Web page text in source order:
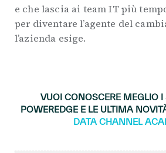
e che lascia ai team IT più
per diventare l’agente del
l’azienda esige.
VUOI CONOSCERE MEGLIO I
POWEREDGE E LE ULTIMA
DATA CHANNEL